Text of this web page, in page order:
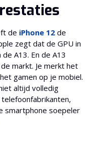
de iPhone 12 de
zegt dat de GPU in
A13. En de A13
markt. Je merkt het
gamen op je mobiel.
altijd volledig
smartphone soepeler